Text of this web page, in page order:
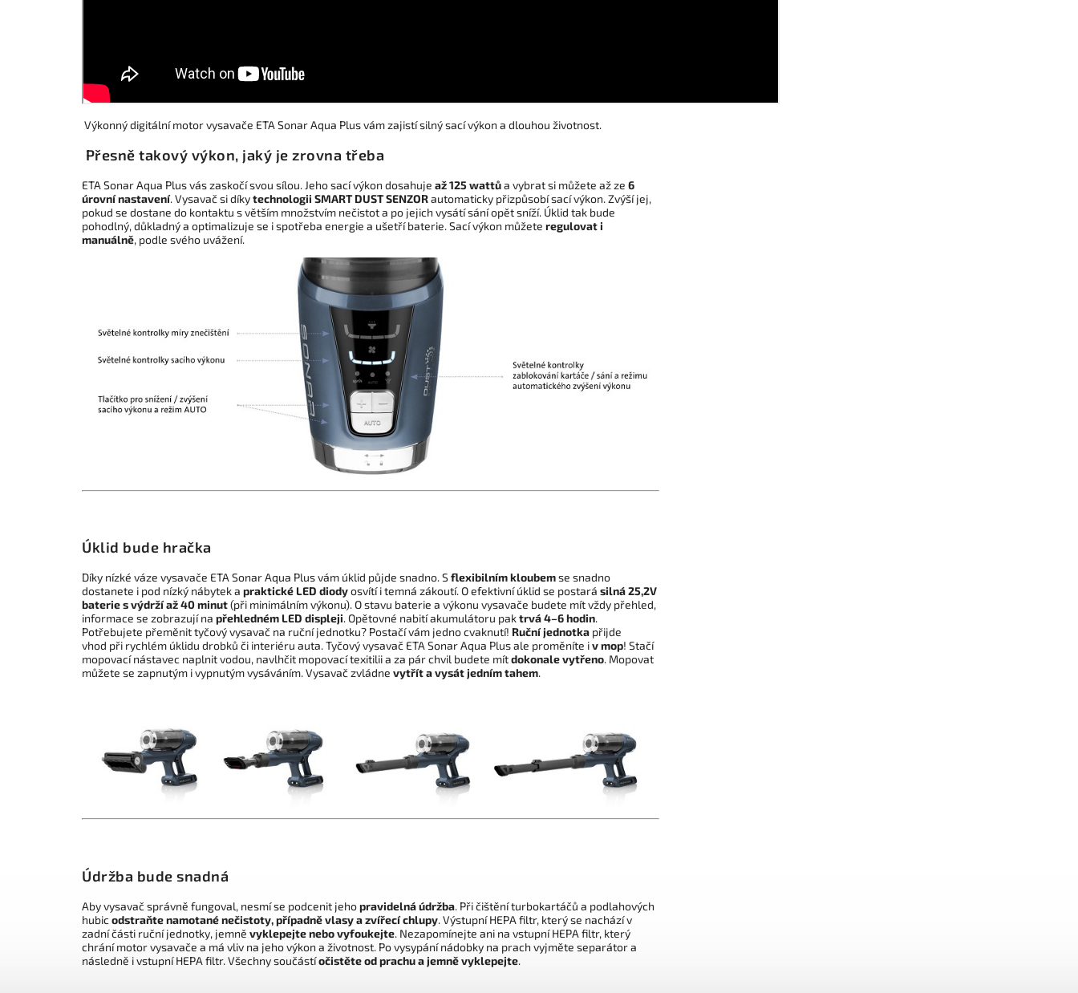
Výkonný digitální motor vysavače ETA Sonar Aqua Plus vám zajistí silný sací výkon a dlouhou životnost.
Přesně takový výkon, jaký je zrovna třeba
ETA Sonar Aqua Plus vás zaskočí svou sílou. Jeho sací výkon dosahuje až 125 wattůa vybrat si můžete až ze 6
úrovní nastavení. Vysavač si díkytechnologii SMART DUST SENZORautomaticky přizpůsobí sací výkon. Zvýší jej,
pokud se dostane do kontaktu s větším množstvím nečistot a po jejich vysátí sání opět sníží. Úklid tak bude
pohodlný, důkladný a optimalizuje se i spotřeba energie a ušetří baterie. Sací výkon můžete regulovat i
manuálně, podle svého uvážení.
Úklid bude hračka
Díky nízké váze vysavače ETA Sonar Aqua Plus vám úklid půjde snadno. Sflexibilním kloubemse snadno
dostanete i pod nízký nábytek a praktické LED diodyosvítí i temná zákoutí. O efektivní úklid se postará silná 25,2V
baterie s výdrží až 40 minut(při minimálním výkonu). O stavu baterie a výkonu vysavače budete mít vždy přehled,
informace se zobrazují na přehledném LED displeji. Opětovné nabití akumulátoru paktrvá 4–6 hodin.
Potřebujete přeměnit tyčový vysavač na ruční jednotku? Postačí vám jedno cvaknutí! Ruční jednotka přijde
vhod při rychlém úklidu drobků či interiéru auta. Tyčový vysavač ETA Sonar Aqua Plus ale proměníte iv mop! Stačí
mopovací nástavec naplnit vodou, navlhčit mopovací texitilii a za pár chvil budete mítdokonale vytřeno. Mopovat
můžete se zapnutým i vypnutým vysáváním. Vysavač zvládne vytřít a vysát jedním tahem.
Údržba bude snadná
Aby vysavač správně fungoval, nesmí se podcenit jehopravidelná údržba. Při čištění turbokartáčů a podlahových
hubic odstraňte namotané nečistoty, případně vlasy a zvířecí chlupy. Výstupní HEPA filtr, který se nachází v
zadní části ruční jednotky, jemně vyklepejte nebo vyfoukejte. Nezapomínejte ani na vstupní HEPA filtr, který
chrání motor vysavače a má vliv na jeho výkon a životnost. Po vysypání nádobky na prach vyjměte separátor a
následně i vstupní HEPA filtr. Všechny součástíočistěte od prachu a jemně vyklepejte.